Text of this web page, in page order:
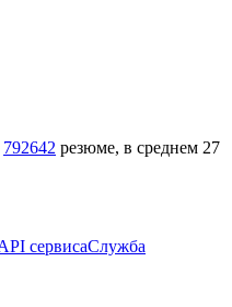
792642 резюме, в среднем 27
сервисаСлужба